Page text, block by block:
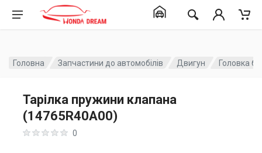
Головна Запчастини до автомобілів Двигун Головка
Тарілка пружини клапана
(14765R40A00)
0